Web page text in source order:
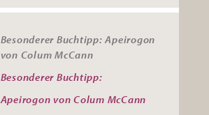
Besonderer Buchtipp: Apeirogon
von Colum McCann
Besonderer Buchtipp:
Apeirogon von Colum McCann